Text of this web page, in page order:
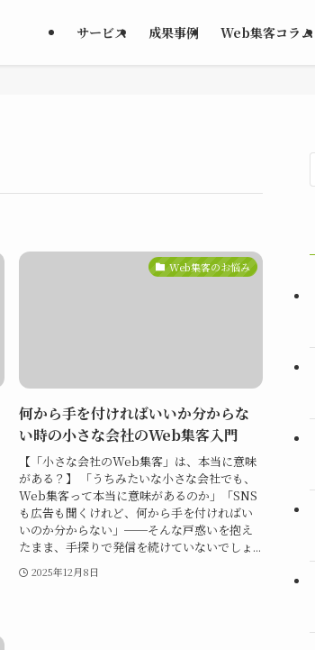
サービス 成果事例 Web集客コラム
Web集客のお悩み
何から手を付ければいいか分からな
い時の小さな会社のWeb集客入門
【「小さな会社のWeb集客」は、本当に意味
がある？】 「うちみたいな小さな会社でも、
Web集客って本当に意味があるのか」「SNS
も広告も聞くけれど、何から手を付ければい
いのか分からない」──そんな戸惑いを抱え
たまま、手探りで発信を続けていないでしょ...
2025年12月8日